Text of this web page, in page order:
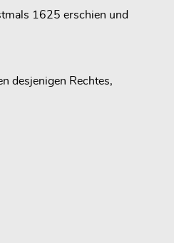
1625 erschien und
desjenigen Rechtes,